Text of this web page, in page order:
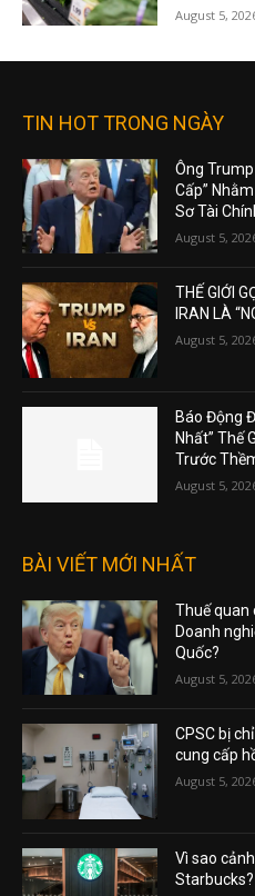
August 5,
TIN HOT TRONG NGÀY
Ông
Cấp”
Sơ Tài
August 5,
THẾ GIỚI
IRAN LÀ
August 5,
Báo Động
Nhất” Thế
Trước
August 5,
BÀI VIẾT MỚI NHẤT
Thuế quan
Doanh
Quốc?
August 5,
CPSC bị
cung cấp
August 5,
Vì sao
Starbucks?